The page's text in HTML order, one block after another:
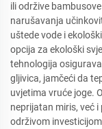
ili održive
narušavanja
uštede vode i
opcija za ekološki
tehnologija
gljivica, jamčeći da
uvjetima vruće joge.
neprijatan miris, već
održivom